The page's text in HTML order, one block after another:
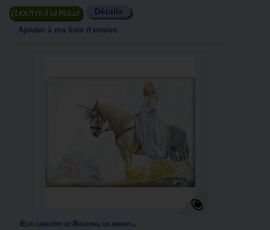
Ajouter au panier Détails
Ajouter à ma liste d'envies
Elfe cavalière de Brucero, un aimant...